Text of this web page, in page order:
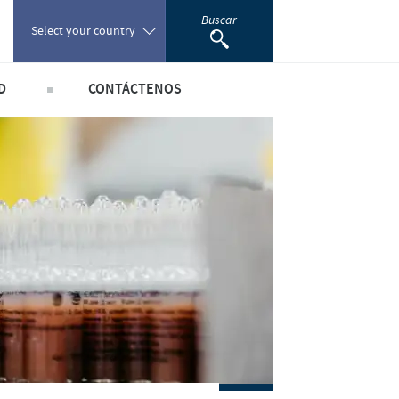
Select your country
Portugal
Romania
Russia
South Africa
Buscar
Comerciales
CONTÁCTENOS
Formulario de Contacto
Farmacovigilancia